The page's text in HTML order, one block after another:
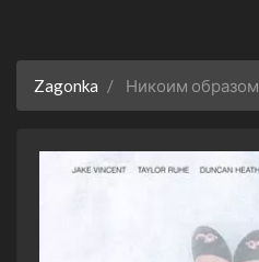
Zagonka Никоим образом